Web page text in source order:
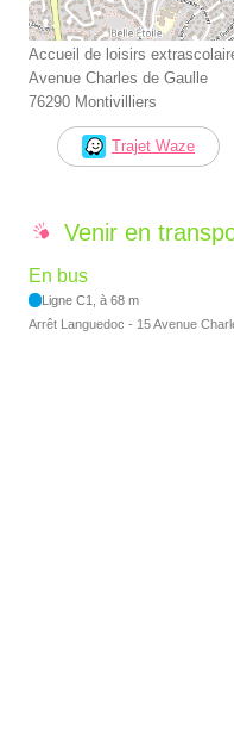
Accueil de loisirs
Avenue Charles de Gaulle
76290 Montivilliers
Trajet Waze
Venir en
En bus
Ligne C1, à 68 m
Arrêt Languedoc - 15 Avenue